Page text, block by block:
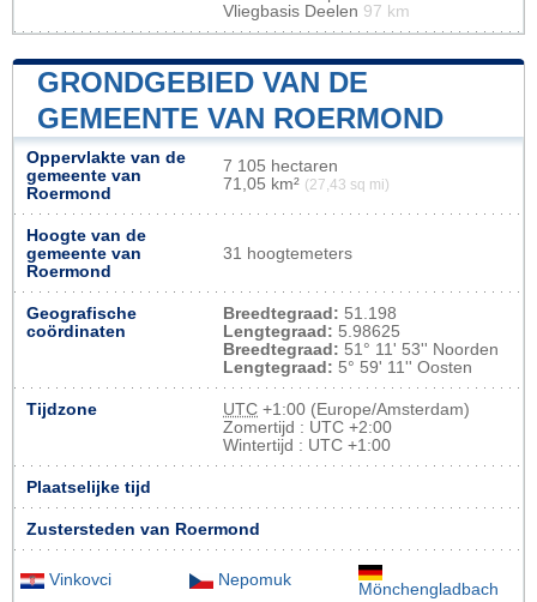
Vliegbasis Deelen 97 km
GRONDGEBIED VAN DE
GEMEENTE VAN ROERMOND
Oppervlakte van de
gemeente van
Roermond
7 105 hectaren
71,05 km² (27,43 sq mi)
Hoogte van de
gemeente van
Roermond
31 hoogtemeters
Geografische
coördinaten
Breedtegraad: 51.198
Lengtegraad: 5.98625
Breedtegraad: 51° 11' 53'' Noorden
Lengtegraad: 5° 59' 11'' Oosten
Tijdzone UTC +1:00 (Europe/Amsterdam)
Zomertijd : UTC +2:00
Wintertijd : UTC +1:00
Plaatselijke tijd
Zustersteden van Roermond
Vinkovci Nepomuk
Mönchengladbach